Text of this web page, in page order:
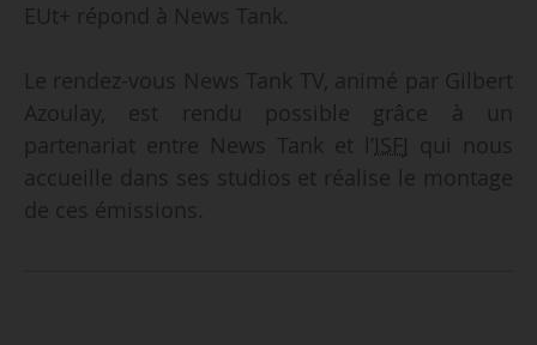
EUt+ répond à News Tank.
Le rendez-vous News Tank TV, animé par Gilbert
Azoulay, est rendu possible grâce à un
partenariat entre News Tank et l’ISFJ qui nous
accueille dans ses studios et réalise le montage
de ces émissions.